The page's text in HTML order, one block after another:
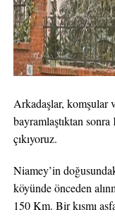
Arkadaşlar, komşular
bayramlaştıktan
çıkıyoruz.
Niamey’in
köyünde önceden
150 Km. Bir kısmı